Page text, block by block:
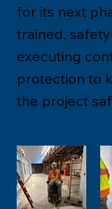
for its next
trained,
executing
protection to
the project